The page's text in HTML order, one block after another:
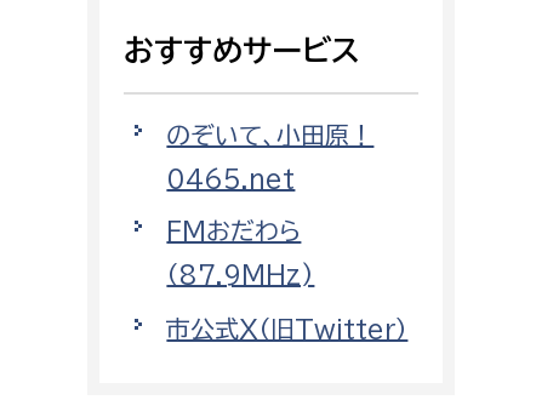
消防総務課
警防計画課
救急課
消防課
警防第1課
警防第2課
おすすめサービス
のぞいて、小田原！
0465.net
FMおだわら
（87.9MHz)
市公式X（旧Twitter）